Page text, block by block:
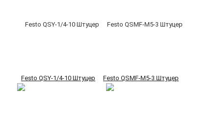
Festo QSY-1/4-10 Штуцер Festo QSMF-M5-3 Штуцер